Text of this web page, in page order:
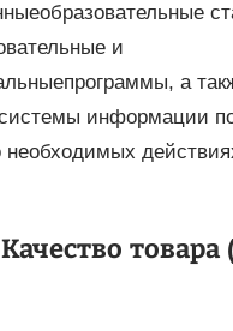
и
а
информации
необходимых